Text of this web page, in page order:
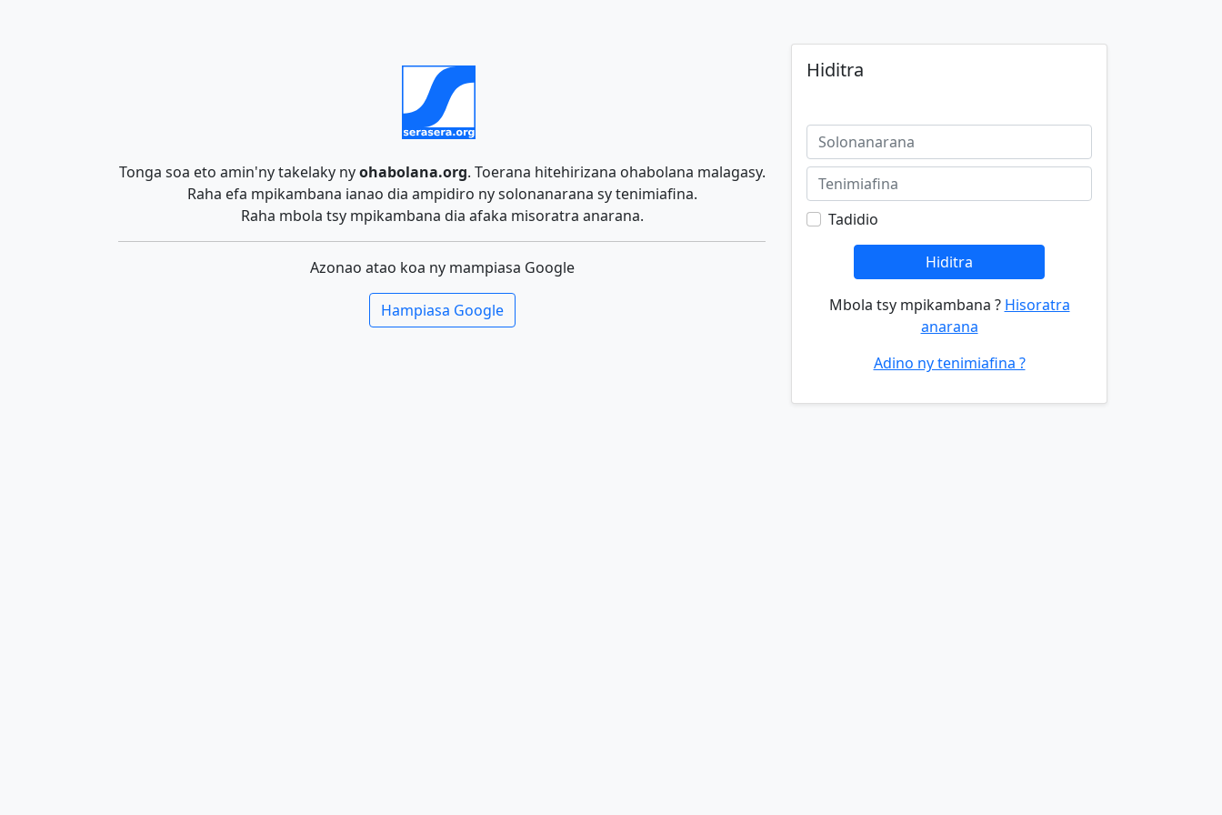
Tonga soa eto amin'ny takelaky nyohabolana.org. Toerana hitehirizana ohabolana malagasy.
Raha efa mpikambana ianao dia ampidiro ny solonanarana sy tenimiafina.
Raha mbola tsy mpikambana dia afaka misoratra anarana.
Azonao atao koa ny mampiasa Google
Hampiasa Google
Hiditra
Tadidio
Hiditra
Mbola tsy mpikambana ? Hisoratra
anarana
Adino ny tenimiafina ?